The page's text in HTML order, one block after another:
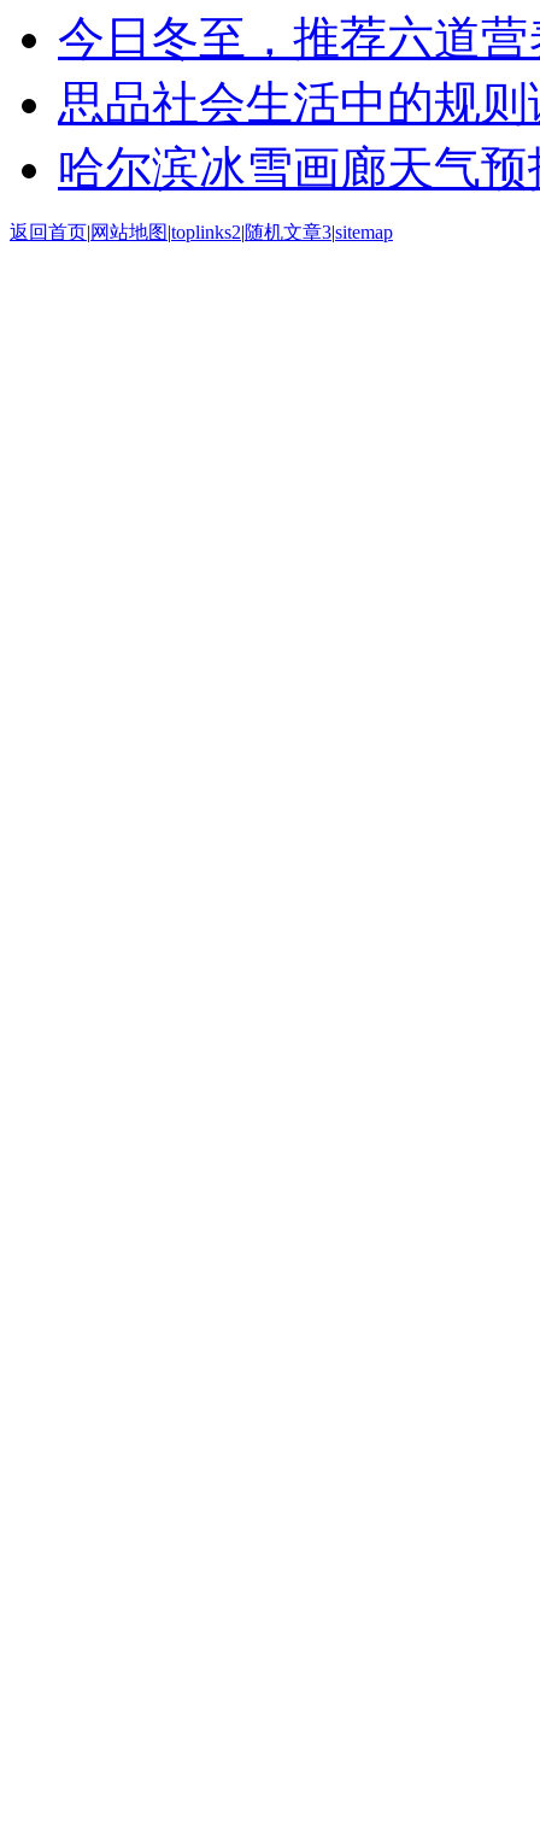
今日冬至，推荐六道
思品社会生活中的规
哈尔滨冰雪画廊天气预
返回首页|网站地图|toplinks2|随机文章3|sitemap